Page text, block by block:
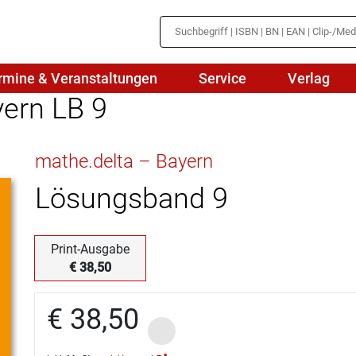
Medienbildung
Naturwissenschaften/NuT
Physik
Politik
Religion
Spanisch
& Veranstaltungen Service Verlag
LB 9
mathe.delta – Bayern
Lösungsband 9
Print-Ausgabe
€ 38,50
€ 38,50